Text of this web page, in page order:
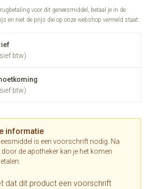
voor dit geneesmiddel, betaal je in de
en niet de prijs die op onze webshop vermeld staat.
btw)
btw)
informatie
is een voorschrift nodig. Na
de apotheker kan je het komen
dat dit product een voorschrift